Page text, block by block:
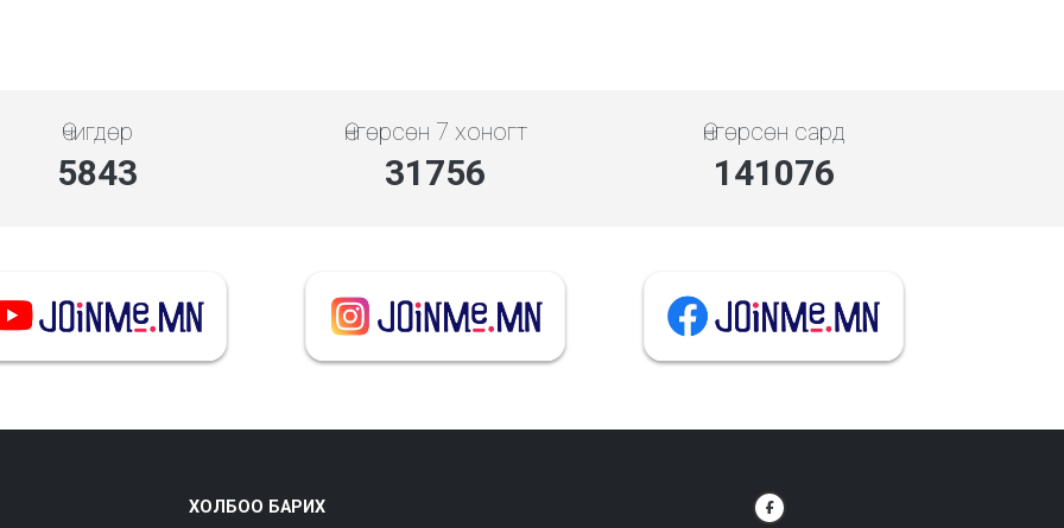
Өчигдөр
5843
Өнгөрсөн 7 хоногт
31756
Өнгөрсөн сард
141076
ХОЛБОО БАРИХ